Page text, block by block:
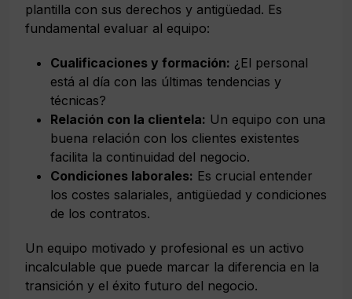
plantilla con sus derechos y antigüedad. Es
fundamental evaluar al equipo:
Cualificaciones y formación: ¿El personal
está al día con las últimas tendencias y
técnicas?
Relación con la clientela: Un equipo con una
buena relación con los clientes existentes
facilita la continuidad del negocio.
Condiciones laborales: Es crucial entender
los costes salariales, antigüedad y condiciones
de los contratos.
Un equipo motivado y profesional es un activo
incalculable que puede marcar la diferencia en la
transición y el éxito futuro del negocio.